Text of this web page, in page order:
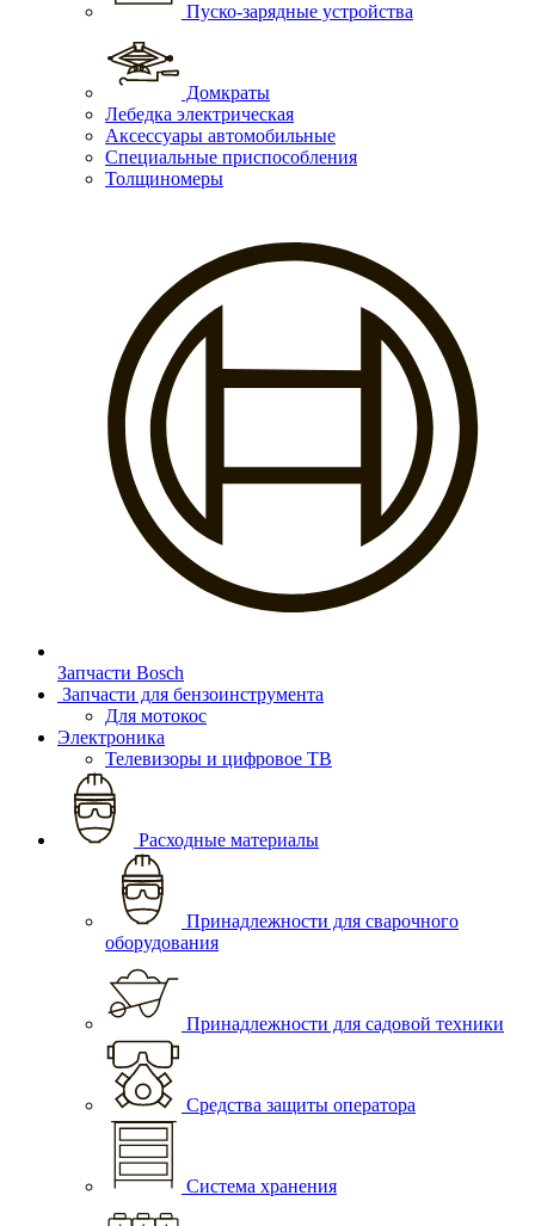
Пуско-зарядные устройства
Домкраты
Лебедка электрическая
Аксессуары автомобильные
Специальные приспособления
Толщиномеры
Запчасти Bosch
Запчасти для бензоинструмента
Для мотокос
Электроника
Телевизоры и цифровое ТВ
Расходные материалы
Принадлежности для сварочного
оборудования
Принадлежности для садовой техники
Средства защиты оператора
Система хранения